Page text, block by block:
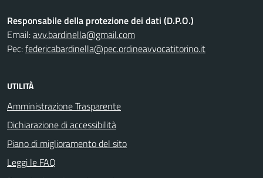
Responsabile della protezione dei dati (D.P.O.)
Email:avv.bardinella@gmail.com
Pec:federicabardinella@pec.ordineavvocatitorino.it
UTILITÀ
Amministrazione Trasparente
Dichiarazione di accessibilità
Piano di miglioramento del sito
Leggi le FAQ